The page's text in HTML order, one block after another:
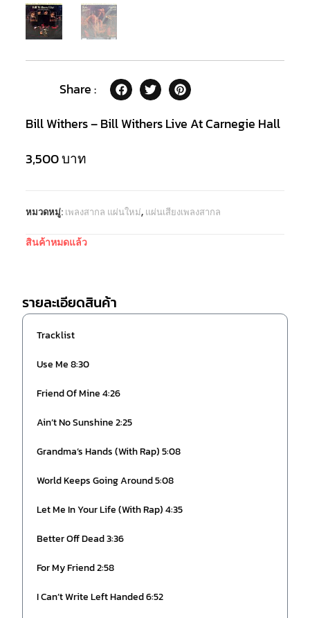
Share :
Bill Withers – Bill Withers Live At Carnegie Hall
3,500บาท
หมวดหมู่: เพลงสากล แผ่นใหม่, แผ่นเสียงเพลงสากล
สินค้าหมดแล้ว
รายละเอียดสินค้า
Tracklist
Use Me 8:30
Friend Of Mine 4:26
Ain’t No Sunshine 2:25
Grandma’s Hands (With Rap) 5:08
World Keeps Going Around 5:08
Let Me In Your Life (With Rap) 4:35
Better Off Dead 3:36
For My Friend 2:58
I Can’t Write Left Handed 6:52